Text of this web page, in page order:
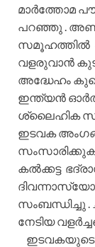
മാർത്തോമ
പറഞ്ഞു .
സമൂഹത്തിൽ
വളരുവാൻ
അദ്ധേഹം
ഇന്ത്യൻ
ശ്ലൈഹിക
ഇടവക
കൽക്കട്ട
സംബന്ധിച്ചു
നേടിയ
ഇടവകയുടെ